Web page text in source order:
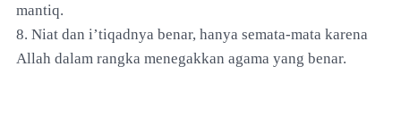
mantiq.
8. Niat dan i’tiqadnya benar, hanya semata-mata karena
Allah dalam rangka menegakkan agama yang benar.